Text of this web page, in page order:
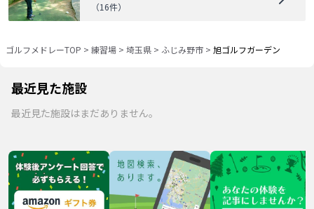
（16件）
ゴルフメドレーTOP > 練習場 > 埼玉県 > ふじみ野市 > 旭ゴルフガーデン
最近見た施設
最近見た施設はまだありません。